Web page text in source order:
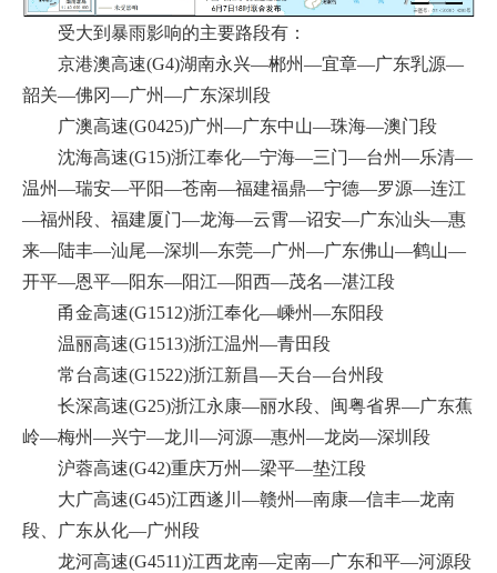
受大到暴雨影响的主要路段有：
京港澳高速(G4)湖南永兴—郴州—宜章—广东乳源—
韶关—佛冈—广州—广东深圳段
广澳高速(G0425)广州—广东中山—珠海—澳门段
沈海高速(G15)浙江奉化—宁海—三门—台州—乐清—
温州—瑞安—平阳—苍南—福建福鼎—宁德—罗源—连江
—福州段、福建厦门—龙海—云霄—诏安—广东汕头—惠
来—陆丰—汕尾—深圳—东莞—广州—广东佛山—鹤山—
开平—恩平—阳东—阳江—阳西—茂名—湛江段
甬金高速(G1512)浙江奉化—嵊州—东阳段
温丽高速(G1513)浙江温州—青田段
常台高速(G1522)浙江新昌—天台—台州段
长深高速(G25)浙江永康—丽水段、闽粤省界—广东蕉
岭—梅州—兴宁—龙川—河源—惠州—龙岗—深圳段
沪蓉高速(G42)重庆万州—梁平—垫江段
大广高速(G45)江西遂川—赣州—南康—信丰—龙南
段、广东从化—广州段
龙河高速(G4511)江西龙南—定南—广东和平—河源段